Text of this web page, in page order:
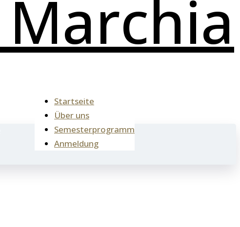
Startseite
Über uns
Semesterprogramm
Anmeldung